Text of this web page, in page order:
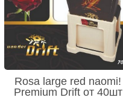
Rosa large red naomi!
Premium Drift от 40шт